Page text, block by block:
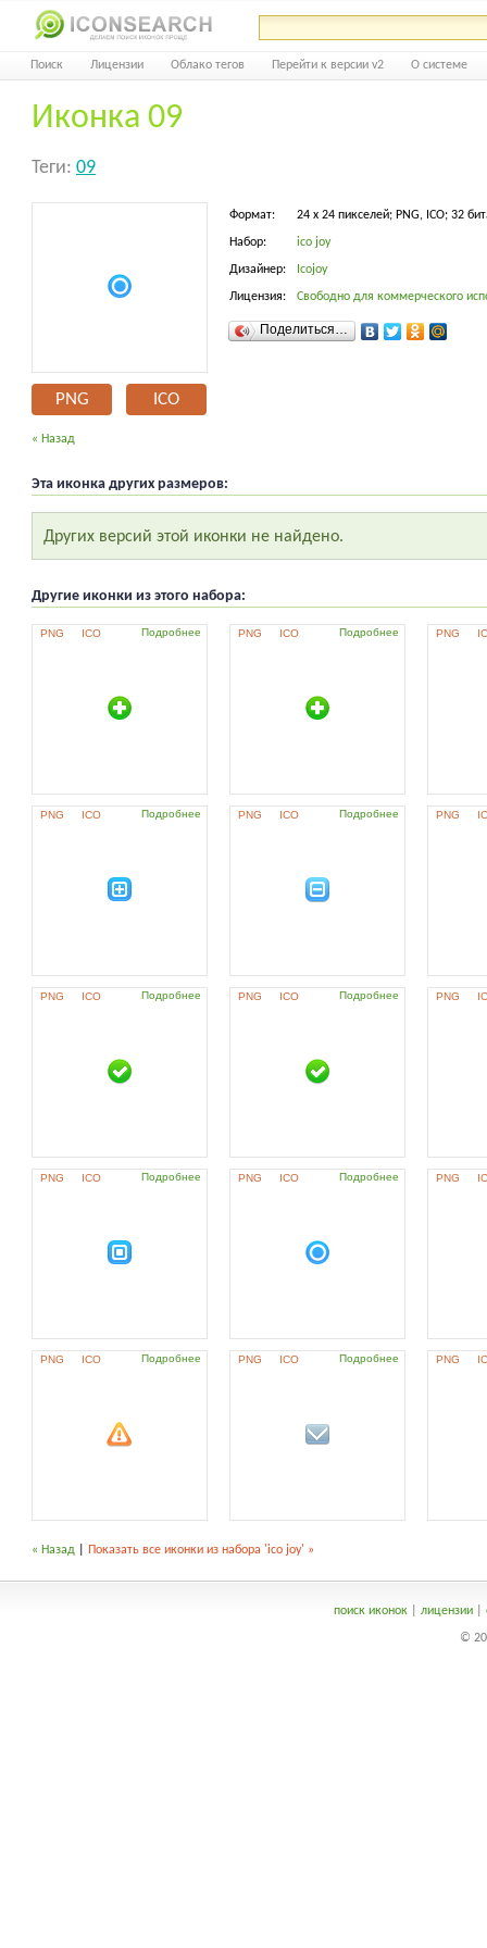
Поиск Лицензии Облако тегов Перейти к версии v2 О системе
Иконка 09
Теги: 09
PNG ICO
Формат: 24 x 24 пикселей; PNG, ICO; 32
Набор: ico joy
Дизайнер: Icojoy
Лицензия: Свободно для коммерческого
Поделиться…
« Назад
Эта иконка других размеров:
Других версий этой иконки не найдено.
Другие иконки из этого набора:
PNG ICO Подробнее PNG ICO Подробнее PNG
PNG ICO Подробнее PNG ICO Подробнее PNG
PNG ICO Подробнее PNG ICO Подробнее PNG
PNG ICO Подробнее PNG ICO Подробнее PNG
PNG ICO Подробнее PNG ICO Подробнее PNG
« Назад Показать все иконки из набора 'ico joy' »
поиск иконок| лицензии|
©